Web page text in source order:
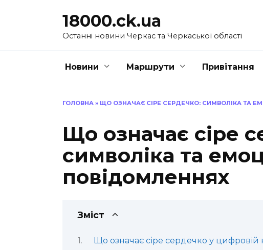
18000.ck.ua
Останні новини Черкас та Черкаської області
Новини Маршрути Привітання
ГОЛОВНА » ЩО ОЗНАЧАЄ СІРЕ СЕРДЕЧКО: СИМВОЛІКА ТА
Що означає сіре
символіка та
повідомленнях
Зміст
Що означає сіре сердечко у цифровій